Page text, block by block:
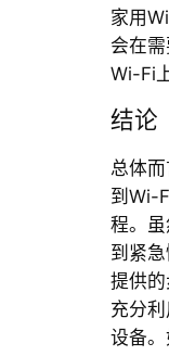
家用
会在
Wi-Fi
结论
总体
到Wi-
程。
到紧
提供
充分
设备